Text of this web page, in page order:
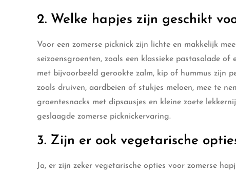
2. Welke hapjes zijn geschikt
Voor een zomerse picknick zijn lichte en makkelijk
seizoensgroenten, zoals een klassieke pastasalade
met bijvoorbeeld gerookte zalm, kip of hummus zijn
zoals druiven, aardbeien of stukjes meloen, mee te
groentesnacks met dipsausjes en kleine zoete
geslaagde zomerse picknickervaring.
3. Zijn er ook vegetarische
Ja, er zijn zeker vegetarische opties voor zomerse